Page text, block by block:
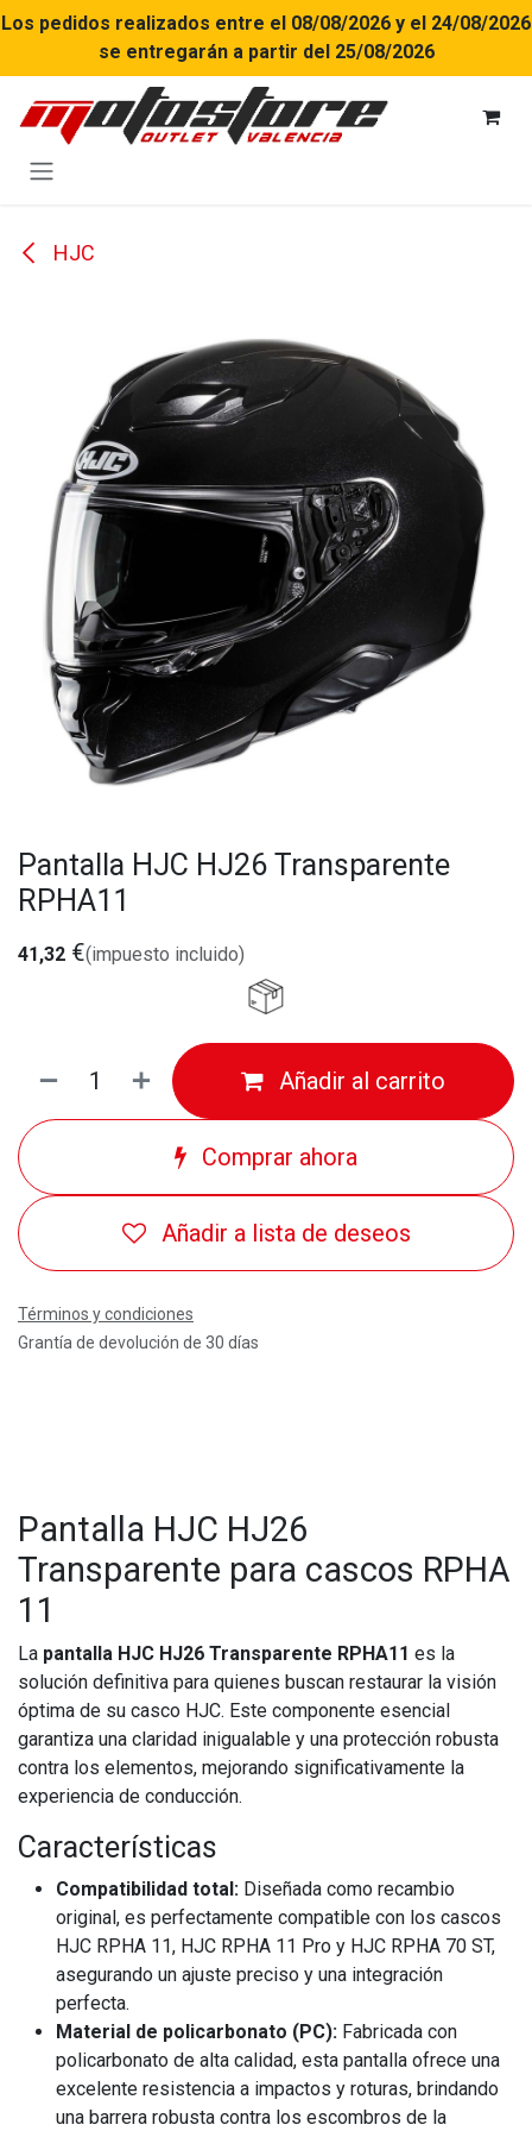
Ir al contenido
Los pedidos realizados entre el 08/08/2026 y el 24/08/2026
se entregarán a partir del 25/08/2026
HJC
Pantalla HJC HJ26 Transparente
RPHA11
41,32 €(impuesto incluido)
Añadir al carrito
Comprar ahora
Añadir a lista de deseos
Términos y condiciones
Grantía de devolución de 30 días
Pantalla HJC HJ26
Transparente para cascos RPHA
11
La pantalla HJC HJ26 Transparente RPHA11 es la
solución definitiva para quienes buscan restaurar la visión
óptima de su casco HJC. Este componente esencial
garantiza una claridad inigualable y una protección robusta
contra los elementos, mejorando significativamente la
experiencia de conducción.
Características
Compatibilidad total: Diseñada como recambio
original, es perfectamente compatible con los cascos
HJC RPHA 11, HJC RPHA 11 Pro y HJC RPHA 70 ST,
asegurando un ajuste preciso y una integración
perfecta.
Material de policarbonato (PC): Fabricada con
policarbonato de alta calidad, esta pantalla ofrece una
excelente resistencia a impactos y roturas, brindando
una barrera robusta contra los escombros de la